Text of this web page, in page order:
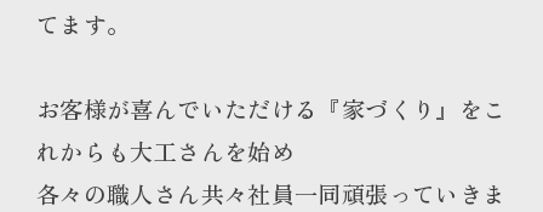
てます。
お客様が喜んでいただける『家づくり』をこ
れからも大工さんを始め
各々の職人さん共々社員一同頑張っていきま